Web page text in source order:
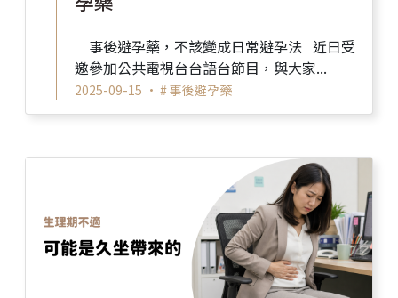
邀參加公共電視台台語台節目，與大家...
2025-09-15 • # 事後避孕藥